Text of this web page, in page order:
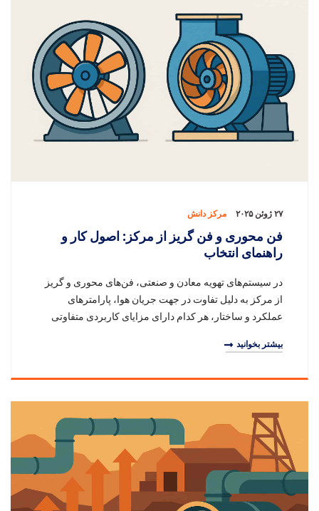
۲۷ ژوئن ۲۰۲۵ مرکز دانش
فن محوری و فن گریز از مرکز: اصول کار و
راهنمای انتخاب
در سیستم‌های تهویه معادن و صنعتی، فن‌های محوری و گریز
از مرکز به دلیل تفاوت در جهت جریان هوا، پارامترهای
عملکرد و ساختار، هر کدام دارای مزایای کاربردی متفاوتی
بیشتر بخوانید